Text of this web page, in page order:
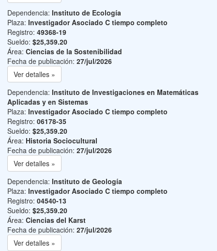
Dependencia: Instituto de Ecología
Plaza: Investigador Asociado C tiempo completo
Registro: 49368-19
Sueldo: $25,359.20
Área: Ciencias de la Sostenibilidad
Fecha de publicación: 27/jul/2026
Ver detalles »
Dependencia: Instituto de Investigaciones en Matemáticas
Aplicadas y en Sistemas
Plaza: Investigador Asociado C tiempo completo
Registro: 06178-35
Sueldo: $25,359.20
Área: Historia Sociocultural
Fecha de publicación: 27/jul/2026
Ver detalles »
Dependencia: Instituto de Geología
Plaza: Investigador Asociado C tiempo completo
Registro: 04540-13
Sueldo: $25,359.20
Área: Ciencias del Karst
Fecha de publicación: 27/jul/2026
Ver detalles »